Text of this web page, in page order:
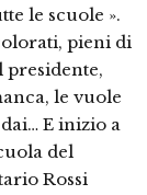
le scuole ».
pieni di
presidente,
le vuole
E inizio a
del
Rossi